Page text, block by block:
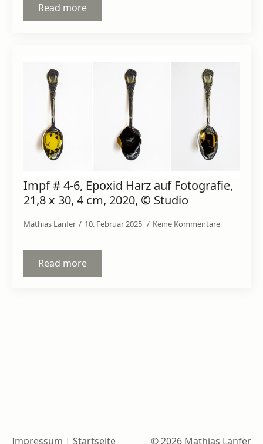
Read more
Impf # 4-6, Epoxid Harz auf Fotografie,
21,8 x 30, 4 cm, 2020, © Studio
Mathias Lanfer 10. Februar 2025 Keine Kommentare
Read more
Impressum | Startseite © 2026 Mathias Lanfer